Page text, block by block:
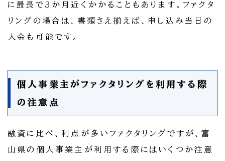
に最長で3か月近くかかることもあります。ファクタ
リングの場合は、書類さえ揃えば、申し込み当日の
入金も可能です。
個人事業主がファクタリングを利用する際
の注意点
融資に比べ、利点が多いファクタリングですが、富
山県の個人事業主が利用する際にはいくつか注意